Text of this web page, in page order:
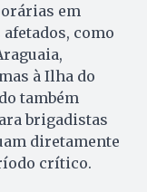
em
como
à Ilha do
também
brigadistas
diretamente
crítico.